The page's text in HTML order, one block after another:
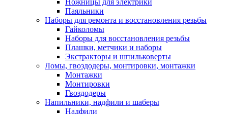
Ножницы для электрики
Паяльники
Наборы для ремонта и восстановления резьбы
Гайколомы
Наборы для восстановления резьбы
Плашки, метчики и наборы
Экстракторы и шпильковерты
Ломы, гвоздодеры, монтировки, монтажки
Монтажки
Монтировки
Гвоздодеры
Напильники, надфили и шаберы
Надфили